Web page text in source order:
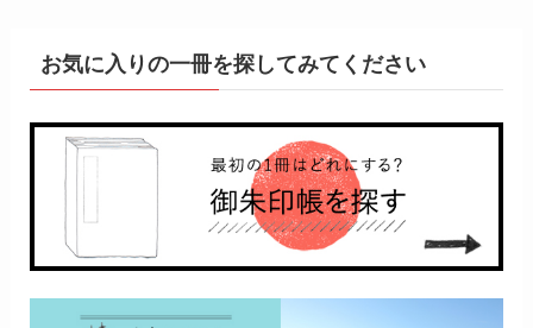
お気に入りの一冊を探してみてください